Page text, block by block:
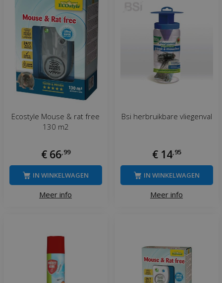
Ecostyle Mouse & rat free
130 m2
€ 66,99
Meer info
IN WINKELWAGEN
Bsi herbruikbare vliegenval
€ 14,95
Meer info
IN WINKELWAGEN